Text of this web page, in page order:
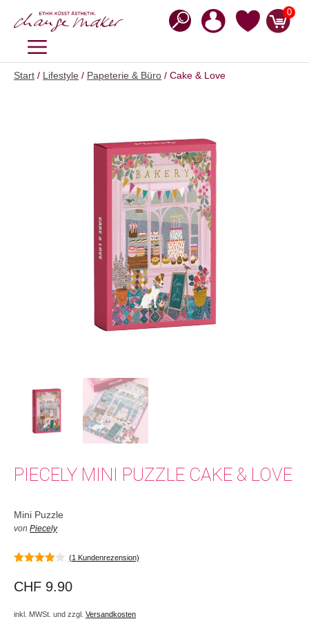
Inhalt
0
MENÜ
Start / Lifestyle / Papeterie & Büro / Cake & Love
PIECELY MINI PUZZLE CAKE & LOVE
Mini Puzzle
von Piecely
5
(1 Kundenrezension)
CHF 9.90
inkl. MWSt. und zzgl. Versandkosten